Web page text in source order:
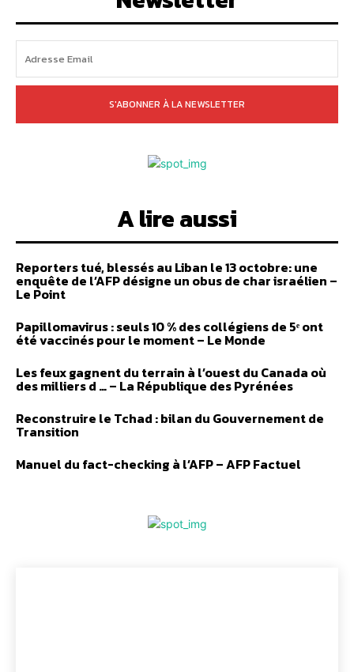
S'ABONNER À LA NEWSLETTER
A lire aussi
Reporters tué, blessés au Liban le 13 octobre: une
enquête de l’AFP désigne un obus de char israélien –
Le Point
Papillomavirus : seuls 10 % des collégiens de 5ᵉ ont
été vaccinés pour le moment – Le Monde
Les feux gagnent du terrain à l’ouest du Canada où
des milliers d … – La République des Pyrénées
Reconstruire le Tchad : bilan du Gouvernement de
Transition
Manuel du fact-checking à l’AFP – AFP Factuel